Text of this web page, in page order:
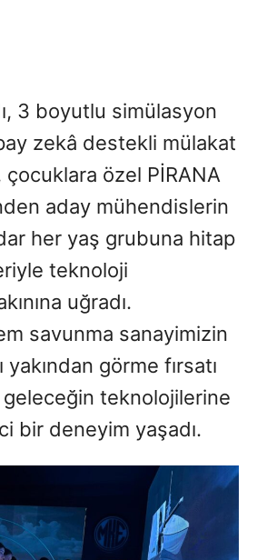
3 boyutlu simülasyon
zekâ destekli mülakat
çocuklara özel PİRANA
aday mühendislerin
her yaş grubuna hitap
teknoloji
uğradı.
savunma sanayimizin
görme fırsatı
teknolojilerine
bir deneyim yaşadı.